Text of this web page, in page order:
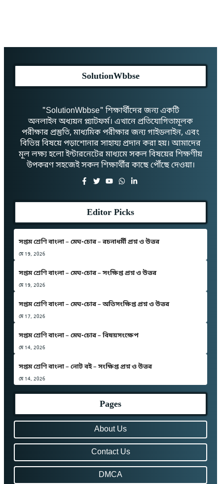
SolutionWbbse
"SolutionWbbse" শিক্ষার্থীদের জন্য একটি
অনলাইন অধ্যয়ন প্ল্যাটফর্ম। এখানে প্রতিযোগিতামূলক
পরীক্ষার প্রস্তুতি, মাধ্যমিক পরীক্ষার জন্য গাইডলাইন, এবং
বিভিন্ন বিষয়ে পড়াশোনার সাহায্য প্রদান করা হয়। আমাদের
মূল লক্ষ্য হলো ইন্টারনেটের মাধ্যমে সকল বিষয়ের শিক্ষণীয়
উপকরণ সহজেই সকল শিক্ষার্থীর কাছে পৌঁছে দেওয়া।
Editor Picks
সপ্তম শ্রেণি বাংলা – মেঘ-চোর – রচনাধর্মী প্রশ্ন ও উত্তর
মে 19, 2026
সপ্তম শ্রেণি বাংলা – মেঘ-চোর – সংক্ষিপ্ত প্রশ্ন ও উত্তর
মে 19, 2026
সপ্তম শ্রেণি বাংলা – মেঘ-চোর – অতিসংক্ষিপ্ত প্রশ্ন ও উত্তর
মে 17, 2026
সপ্তম শ্রেণি বাংলা – মেঘ-চোর – বিষয়সংক্ষেপ
মে 14, 2026
সপ্তম শ্রেণি বাংলা – নোট বই – সংক্ষিপ্ত প্রশ্ন ও উত্তর
মে 14, 2026
Pages
About Us
Contact Us
DMCA